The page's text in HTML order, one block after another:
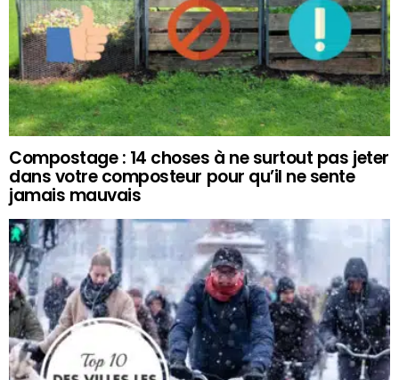
Compostage : 14 choses à ne surtout pas jeter
dans votre composteur pour qu’il ne sente
jamais mauvais